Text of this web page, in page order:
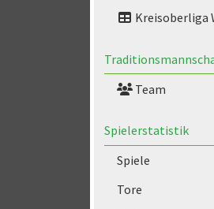
Kreisoberliga
Team
Spielerstatistik
Spiele
Tore